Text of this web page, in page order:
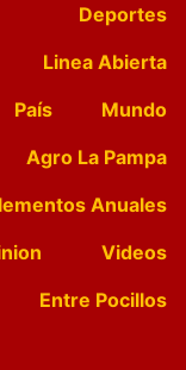
Deportes
Linea Abierta
País
Mundo
Agro La Pampa
Anuales
Videos
Entre Pocillos